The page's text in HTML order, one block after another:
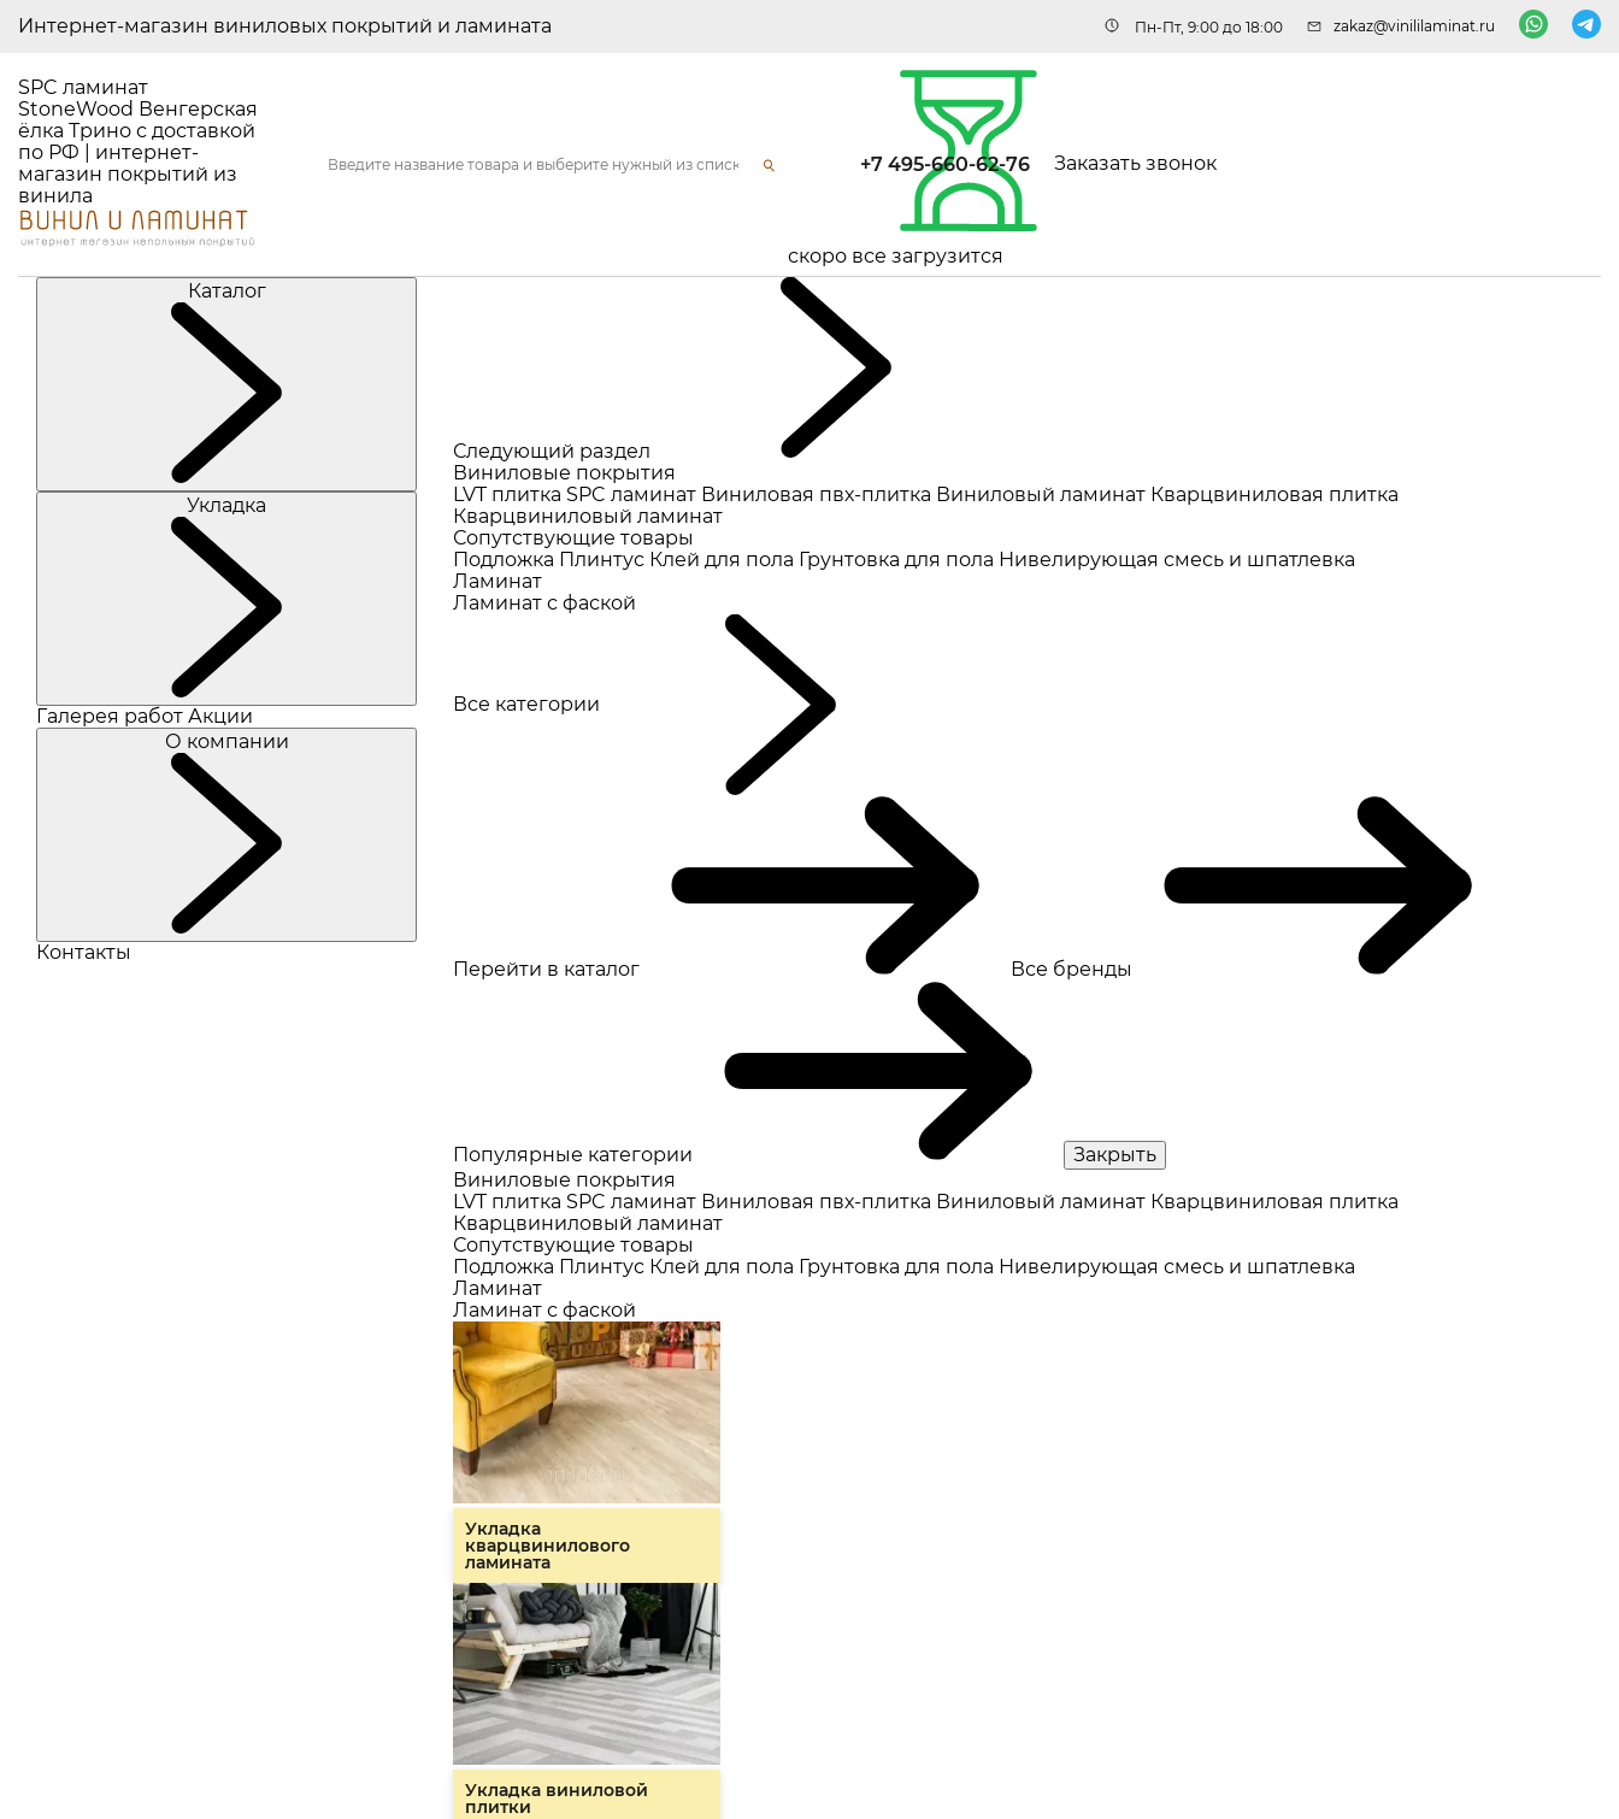
Интернет-магазин виниловых покрытий и ламината Пн-Пт, 9:00 до 18:00 zakaz@vinililaminat.ru
SPC ламинат
StoneWood Венгерская
ёлка Трино с доставкой
по РФ | интернет-
магазин покрытий из
винила
скоро все загрузится
+7 495-660-62-76 Заказать звонок
Каталог
Укладка
Галерея работ Акции
О компании
Контакты
Следующий раздел
Виниловые покрытия
LVT плитка SPC ламинат Виниловая пвх-плитка Виниловый ламинат Кварцвиниловая плитка
Кварцвиниловый ламинат
Сопутствующие товары
Подложка Плинтус Клей для пола Грунтовка для пола Нивелирующая смесь и шпатлевка
Ламинат
Ламинат с фаской
Все катeгории
Перейти в каталог Все бренды
Популярные категории
Закрыть
Виниловые покрытия
LVT плитка SPC ламинат Виниловая пвх-плитка Виниловый ламинат Кварцвиниловая плитка
Кварцвиниловый ламинат
Сопутствующие товары
Подложка Плинтус Клей для пола Грунтовка для пола Нивелирующая смесь и шпатлевка
Ламинат
Ламинат с фаской
Укладка
кварцвинилового
ламината
Укладка виниловой
плитки